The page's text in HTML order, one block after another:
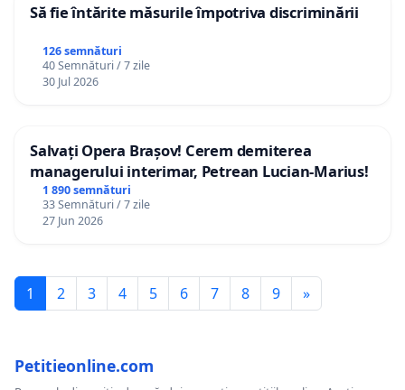
Să fie întărite măsurile împotriva discriminării
126 semnături
40 Semnături / 7 zile
30 Jul 2026
Salvați Opera Brașov! Cerem demiterea
managerului interimar, Petrean Lucian-Marius!
1 890 semnături
33 Semnături / 7 zile
27 Jun 2026
1 2 3 4 5 6 7 8 9 »
Petitieonline.com